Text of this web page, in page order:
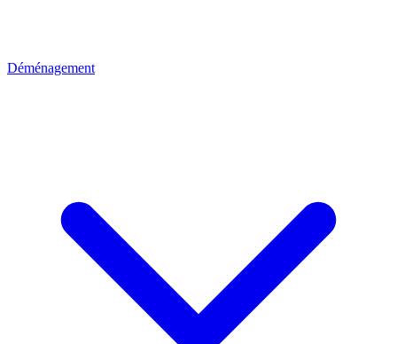
Déménagement